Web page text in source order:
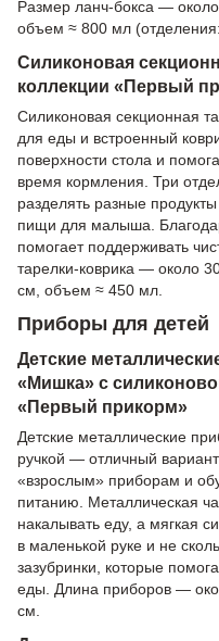
Размер ланч-бокса —
объем ≈ 800 мл
Силиконовая
коллекции «Первый
Силиконовая секционная
для еды и встроенный
поверхности стола и
время кормления. Три
разделять разные
пищи для малыша.
помогает поддерживать
тарелки-коврика — около
см, объем ≈ 450 мл.
Приборы для детей
Детские
«Мишка» с
«Первый прикорм»
Детские металлические
ручкой — отличный
«взрослым» приборам и
питанию. Металлическая
накалывать еду, а мягкая
в маленькой руке и не
зазубринки, которые
еды. Длина приборов —
см.